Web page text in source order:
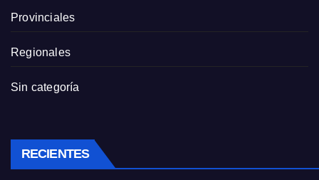
Provinciales
Regionales
Sin categoría
RECIENTES